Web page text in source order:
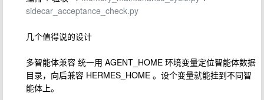
sidecar_acceptance_check.py
几个值得说的设计
多智能体兼容 统一用 AGENT_HOME 环境变量定位智能体数据
目录，向后兼容 HERMES_HOME 。设个变量就能挂到不同智
能体上。